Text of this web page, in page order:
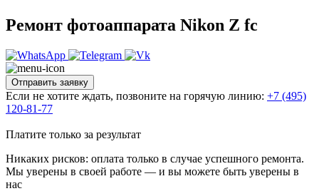
Ремонт фотоаппарата Nikon Z fc
Отправить заявку
Если не хотите ждать, позвоните на горячую линию: +7 (495)
120-81-77
Платите только за результат
Никаких рисков: оплата только в случае успешного ремонта.
Мы уверены в своей работе — и вы можете быть уверены в
нас